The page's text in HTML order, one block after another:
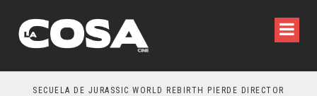
SECUELA DE JURASSIC WORLD REBIRTH PIERDE DIRECTOR